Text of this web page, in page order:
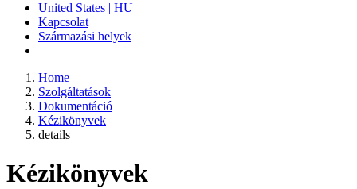
United States | HU
Kapcsolat
Származási helyek
Home
Szolgáltatások
Dokumentáció
Kézikönyvek
details
Kézikönyvek